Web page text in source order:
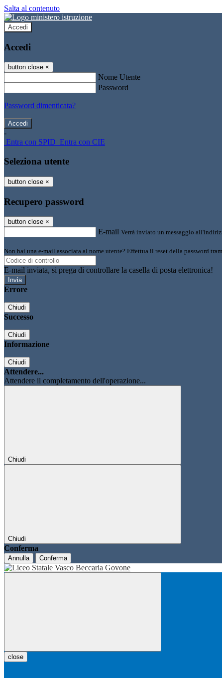
Salta al contenuto
Accedi
Accedi
button close ×
Nome Utente
Password
Password dimenticata?
-
Entra con SPID Entra con CIE
Seleziona utente
button close ×
Recupero password
button close ×
E-mail Verrà inviato un messaggio
Non hai una e-mail associata al nome utente? Effettua il reset della password
E-mail inviata, si prega di controllare la casella di posta elettronica!
Errore
Chiudi
Successo
Chiudi
Informazione
Chiudi
Attendere...
Attendere il completamento dell'operazione...
Chiudi
Chiudi
Conferma
Annulla Conferma
close